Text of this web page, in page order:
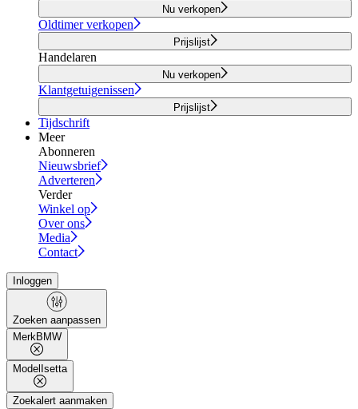
Nu verkopen
Oldtimer verkopen
Prijslijst
Handelaren
Nu verkopen
Klantgetuigenissen
Prijslijst
Tijdschrift
Meer
Abonneren
Nieuwsbrief
Adverteren
Verder
Winkel op
Over ons
Media
Contact
Inloggen
Zoeken aanpassen
MerkBMW
Model Isetta
Zoekalert aanmaken